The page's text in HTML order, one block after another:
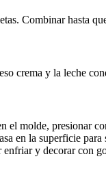
Combinar hasta
crema y la leche
el molde, presionar
en la superficie para
y decorar con